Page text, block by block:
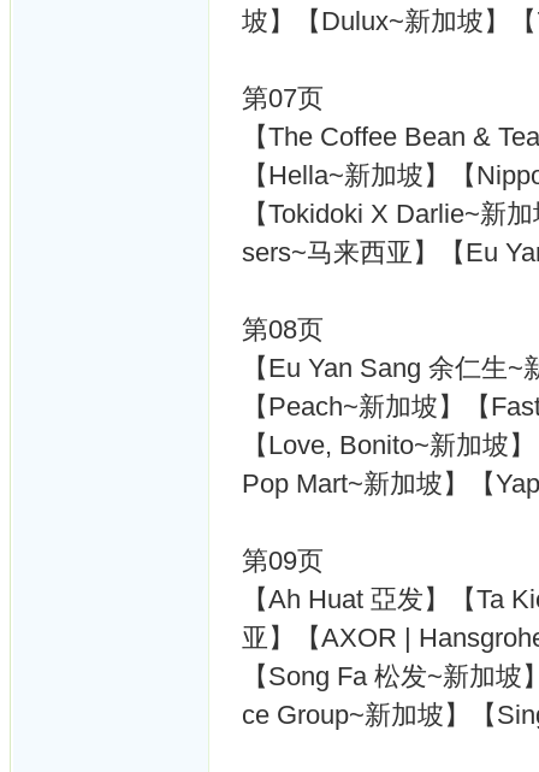
坡】【Dulux~新加坡】
第07页
【The Coffee Bean &
【Hella~新加坡】【
【Tokidoki X Darlie~新
sers~马来西亚】【Eu
第08页
【Eu Yan Sang 余仁生
【Peach~新加坡】【
【Love, Bonito~新加坡
Pop Mart~新加坡】【
第09页
【Ah Huat 亞发】【Ta
亚】【AXOR |
【Song Fa 松发~新加
ce Group~新加坡】【